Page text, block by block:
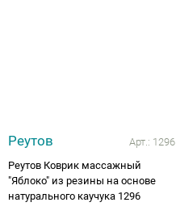
Реутов Арт.: 1296
Реутов Коврик массажный
"Яблоко" из резины на основе
натурального каучука 1296